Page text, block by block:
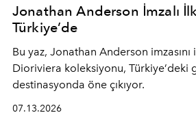
Jonathan Anderson İmzalı
Türkiye’de
Bu yaz, Jonathan Anderson
Dioriviera koleksiyonu, Türkiye’deki
destinasyonda öne çıkıyor.
07.13.2026